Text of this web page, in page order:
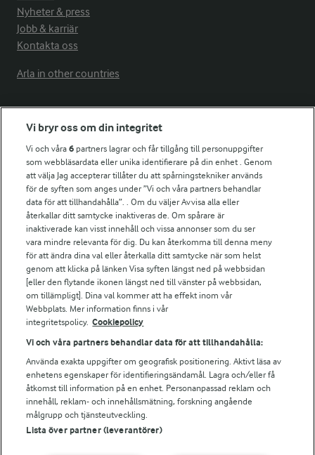
Nyheter & press
Jobb & karriär
Kontakta oss
Arla in other countries
Fler Arlasajter
För ägare
Arlas kundportal
Arla.com
Falbygdens Ost
Arla webbshop
Bildbank
Följ oss
© 2026 Arla Foods
Vi bryr oss om din integritet
Vi och våra6 partners lagrar och får tillgång till personuppgifter
som webbläsardata eller unika identifierare på din enhet . Genom
att välja Jag accepterar tillåter du att spårningstekniker används
för de syften som anges under ”Vi och våra partners behandlar
data för att tillhandahålla”. . Om du väljer Avvisa alla eller
återkallar ditt samtycke inaktiveras de. Om spårare är
inaktiverade kan visst innehåll och vissa annonser som du ser
vara mindre relevanta för dig. Du kan återkomma till denna meny
för att ändra dina val eller återkalla ditt samtycke när som helst
genom att klicka på länken Visa syften längst ned på webbsidan
[eller den flytande ikonen längst ned till vänster på webbsidan,
om tillämpligt]. Dina val kommer att ha effekt inom vår
Webbplats. Mer information finns i vår
integritetspolicy. Cookiepolicy
Vi och våra partners behandlar data för att tillhandahålla:
Använda exakta uppgifter om geografisk positionering. Aktivt läsa av
enhetens egenskaper för identifieringsändamål. Lagra och/eller få
åtkomst till information på en enhet. Personanpassad reklam och
innehåll, reklam- och innehållsmätning, forskning angående
målgrupp och tjänsteutveckling.
Lista över partner (leverantörer)